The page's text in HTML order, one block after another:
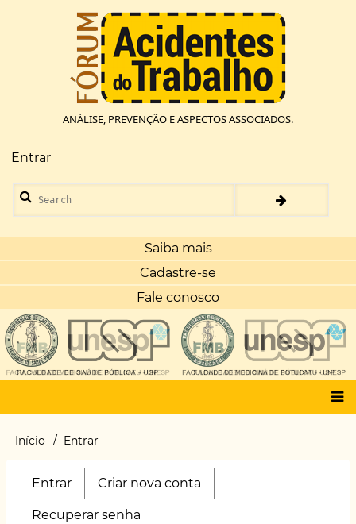
ANÁLISE, PREVENÇÃO E ASPECTOS ASSOCIADOS.
Menu
de
conta
de
usuário
Entrar
Search
Saiba mais
Cadastre-se
Fale conosco
Main
Trilha
navegação
Início Entrar
Primary
Entrar (aba
ativa)
Criar nova conta
Recuperar senha